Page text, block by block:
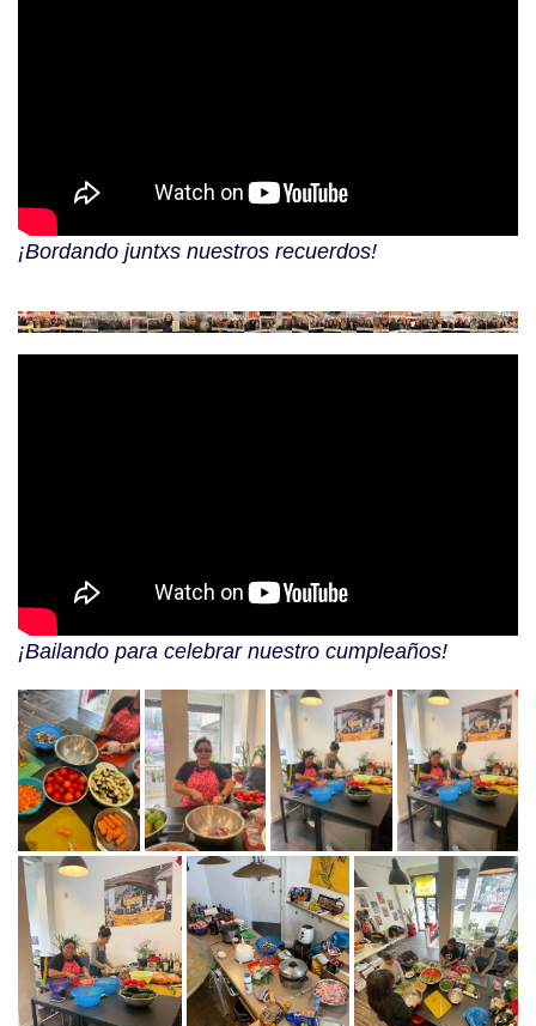
¡Bordando juntxs nuestros recuerdos!
¡Bailando para celebrar nuestro cumpleaños!